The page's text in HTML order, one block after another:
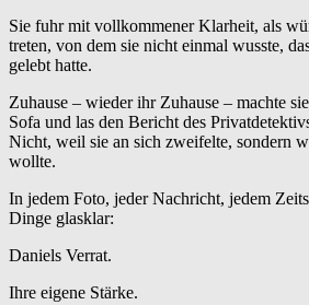
Sie fuhr mit vollkommener Klarheit, als
treten, von dem sie nicht einmal wusste,
gelebt hatte.
Zuhause – wieder ihr Zuhause – machte
Sofa und las den Bericht des
Nicht, weil sie an sich zweifelte, sondern
wollte.
In jedem Foto, jeder Nachricht, jedem
Dinge glasklar:
Daniels Verrat.
Ihre eigene Stärke.